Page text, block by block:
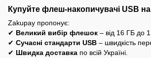
Купуйте флеш-накопичувачі USB
Zakupay пропонує:
✔ Великий вибір флешок – від 16 ГБ до
✔ Сучасні стандарти USB – швидкість
✔ Швидка доставка по всій Україні.